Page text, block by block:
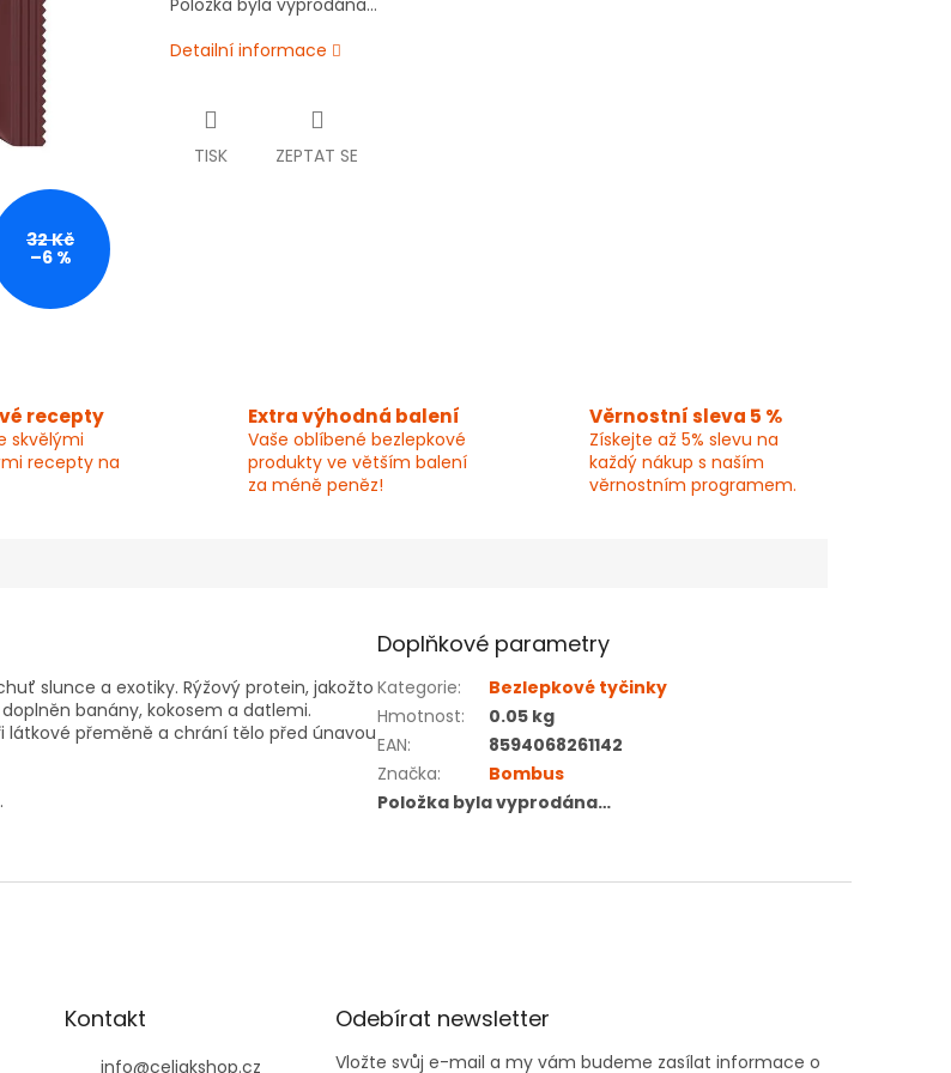
32 Kč
–6 %
Položka byla vyprodána…
Detailní informace
TISK ZEPTAT SE
recepty
skvělými
recepty na
Extra výhodná balení
Vaše oblíbené bezlepkové
produkty ve větším balení
za méně peněz!
Věrnostní sleva 5 %
Získejte až 5% slevu na
každý nákup s naším
věrnostním programem.
slunce a exotiky. Rýžový protein, jakožto
banány, kokosem a datlemi.
látkové přeměně a chrání tělo před únavou
Doplňkové parametry
Kategorie:
Bezlepkové tyčinky
Hmotnost:
0.05 kg
EAN:
8594068261142
Značka:
Bombus
Položka byla vyprodána…
Kontakt
info@celiakshop.cz
Odebírat newsletter
Vložte svůj e-mail a my vám budeme zasílat informace o